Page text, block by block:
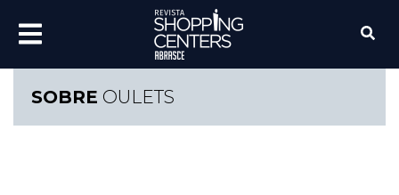
SOBRE OULETS